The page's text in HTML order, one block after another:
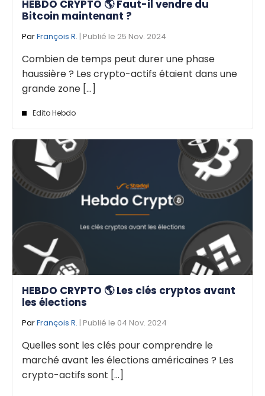
HEBDO CRYPTO 🌎 Faut-il vendre du
Bitcoin maintenant ?
ParFrançois R. | Publié le 25 Nov. 2024
Combien de temps peut durer une phase
haussière ? Les crypto-actifs étaient dans une
grande zone [...]
Edito Hebdo
HEBDO CRYPTO 🌎 Les clés cryptos avant
les élections
ParFrançois R. | Publié le 04 Nov. 2024
Quelles sont les clés pour comprendre le
marché avant les élections américaines ? Les
crypto-actifs sont [...]